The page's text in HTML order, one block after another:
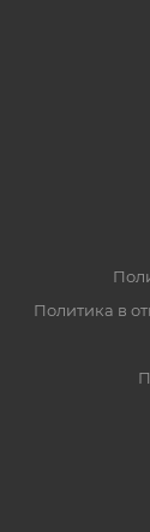
Политика в